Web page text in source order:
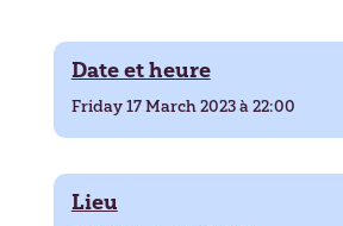
Date et heure
Friday 17 March 2023 à 22:00
Lieu